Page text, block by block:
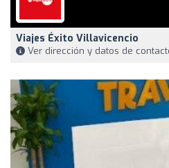
Viajes Éxito Villavicencio
Ver dirección y datos de